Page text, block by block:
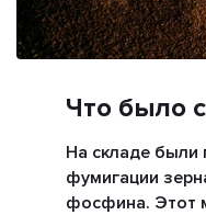
Что было
На складе
фумигации
фосфина. Этот